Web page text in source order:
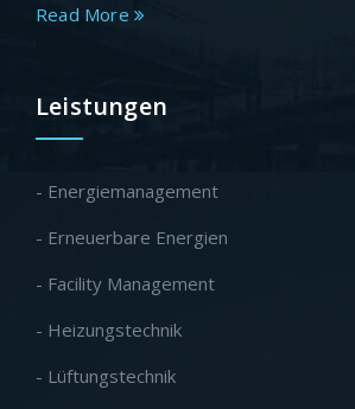
Read More
Leistungen
- Energiemanagement
- Erneuerbare Energien
- Facility Management
- Heizungstechnik
- Lüftungstechnik